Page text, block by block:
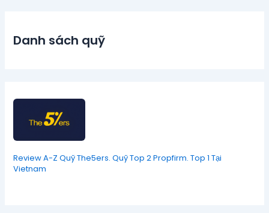
Danh sách quỹ
Review A-Z Quỹ The5ers. Quỹ Top 2 Propfirm. Top 1 Tại
Vietnam